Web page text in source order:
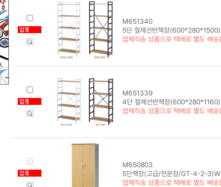
M651340
5단 철제선반책장
업체직송 상품으로 택배로 별도 배송
M651339
4단 철제선반책장
업체직송 상품으로 택배로 별도 배송
M650803
5단책장(고급/전문장/GT-4-2-
업체직송 상품으로 택배로 별도 배송